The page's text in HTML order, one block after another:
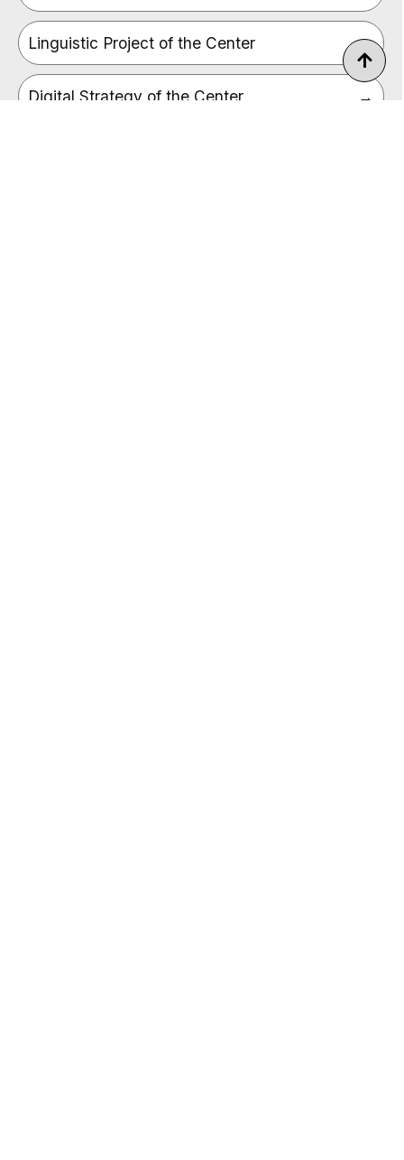
Linguistic Project of the Center
Digital Strategy of the Center